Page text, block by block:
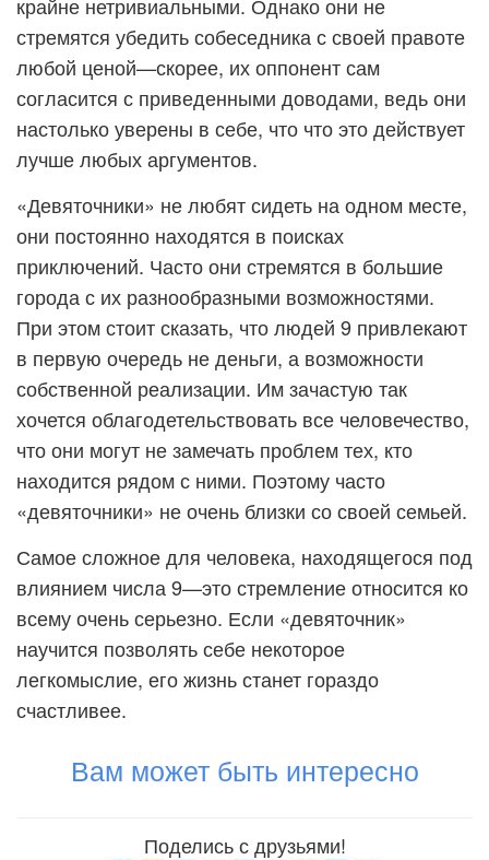
стремятся убедить собеседника с своей правоте
любой ценой—скорее, их оппонент сам
согласится с приведенными доводами, ведь они
настолько уверены в себе, что что это действует
лучше любых аргументов.
«Девяточники» не любят сидеть на одном месте,
они постоянно находятся в поисках
приключений. Часто они стремятся в большие
города с их разнообразными возможностями.
При этом стоит сказать, что людей 9 привлекают
в первую очередь не деньги, а возможности
собственной реализации. Им зачастую так
хочется облагодетельствовать все человечество,
что они могут не замечать проблем тех, кто
находится рядом с ними. Поэтому часто
«девяточники» не очень близки со своей семьей.
Самое сложное для человека, находящегося под
влиянием числа 9—это стремление относится ко
всему очень серьезно. Если «девяточник»
научится позволять себе некоторое
легкомыслие, его жизнь станет гораздо
счастливее.
Вам может быть интересно
Поделись с друзьями!